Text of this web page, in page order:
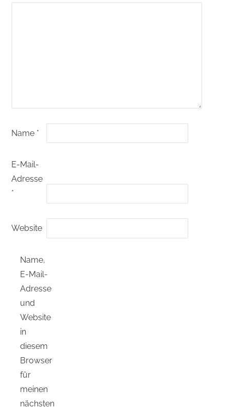
Name *
E-Mail-
Adresse
*
Website
Name,
E-Mail-
Adresse
und
Website
in
diesem
Browser
für
meinen
nächsten